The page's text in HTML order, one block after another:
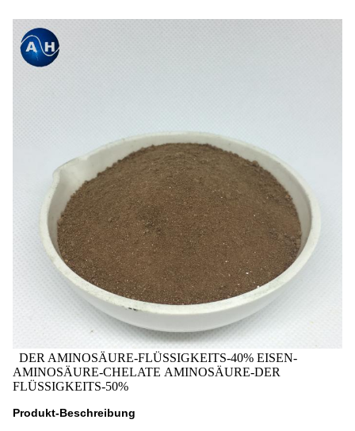
DER AMINOSÄURE-FLÜSSIGKEITS-40% EISEN-
AMINOSÄURE-CHELATE AMINOSÄURE-DER
FLÜSSIGKEITS-50%
Produkt-Beschreibung